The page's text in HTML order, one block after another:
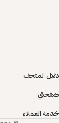
دليل المتحف
صفحتي
خدمة العملاء